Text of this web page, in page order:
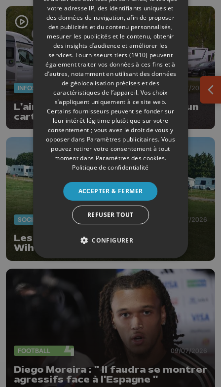
INFOS 23/07/2026
L'aire de camping de Hamoir fait un
carton auprès des touristes
SOCIÉTÉ 20/07/2026
Les gens du voyage ont quitté
Wihogne
FOOTBALL 09/07/2026
Diego Moreira : " Il faudra se montrer
agressifs face à l'Espagne "
votre adresse IP, des identifiants uniques et
des données de navigation, afin de proposer
des publicités et du contenu personnalisés,
mesurer les publicités et le contenu, obtenir
des insights d’audience et améliorer les
services. Fournisseurs tiers (1910) peuvent
également traiter vos données à ces fins et à
d’autres, notamment en utilisant des données
de géolocalisation précises et des
caractéristiques de l’appareil. Vos choix
s’appliquent uniquement à ce site web.
Certains fournisseurs peuvent se fonder sur
leur intérêt légitime plutôt que sur votre
consentement ; vous avez le droit de vous y
opposer dans Paramètres publicitaires. Vous
pouvez retirer votre consentement à tout
moment dans Paramètres des cookies.
Politique de confidentialité
ACCEPTER & FERMER
REFUSER TOUT
CONFIGURER